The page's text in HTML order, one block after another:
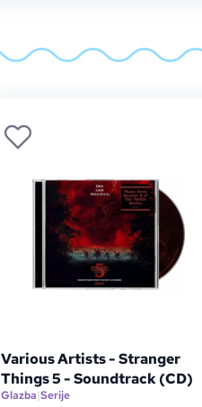
Various Artists - Stranger
Things 5 - Soundtrack (CD)
Glazba|Serije